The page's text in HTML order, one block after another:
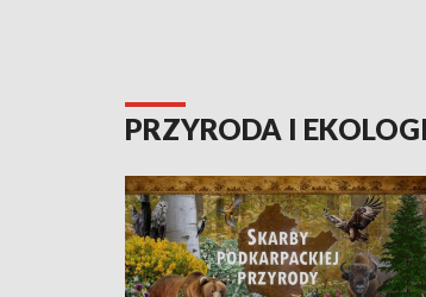
PRZYRODA I